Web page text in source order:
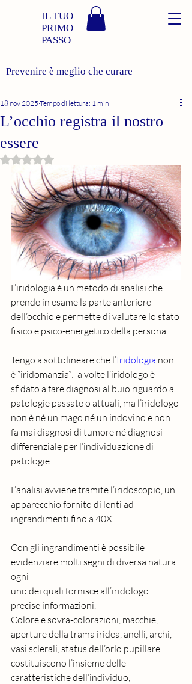
IL TUO
PRIMO
PASSO
Prevenire è meglio che curare
L’occhio registra il nostro
essere
18 nov 2025 Tempo di lettura: 1 min
Valutazione NaN stelle su 5.
L’iridologia è un metodo di analisi che
prende in esame la parte anteriore
dell’occhio e permette di valutare lo stato
fisico e psico-energetico della persona.
Tengo a sottolineare che l’Iridologia non
è “iridomanzia”:  a volte l’iridologo è
sfidato a fare diagnosi al buio riguardo a
patologie passate o attuali, ma l’iridologo
non è né un mago né un indovino e non
fa mai diagnosi di tumore né diagnosi
differenziale per l’individuazione di
patologie.
L’analisi avviene tramite l’iridoscopio, un
apparecchio fornito di lenti ad
ingrandimenti fino a 40X.
Con gli ingrandimenti è possibile
evidenziare molti segni di diversa natura
ogni
uno dei quali fornisce all’iridologo
precise informazioni.
Colore e sovra-colorazioni, macchie,
aperture della trama iridea, anelli, archi,
vasi sclerali, status dell’orlo pupillare
costituiscono l’insieme delle
caratteristiche dell’individuo,